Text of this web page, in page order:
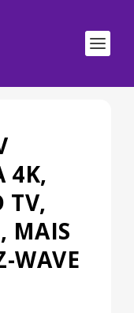
4K,
TV,
MAIS
WAVE